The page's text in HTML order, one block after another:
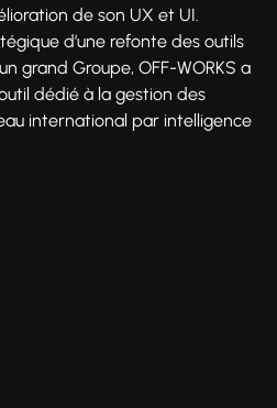
de son UX et UI.
d’une refonte des outils
grand Groupe, OFF-WORKS a
dédié à la gestion des
international par intelligence